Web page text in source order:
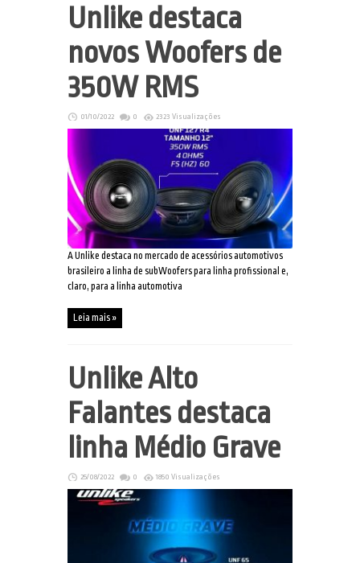
Unlike destaca
novos Woofers de
350W RMS
01/10/2022 0 2323 Visualizações
A Unlike destaca no mercado de acessórios automotivos
brasileiro a linha de subWoofers para linha profissional e,
claro, para a linha automotiva
Leia mais »
Unlike Alto
Falantes destaca
linha Médio Grave
25/08/2022 0 1850 Visualizações